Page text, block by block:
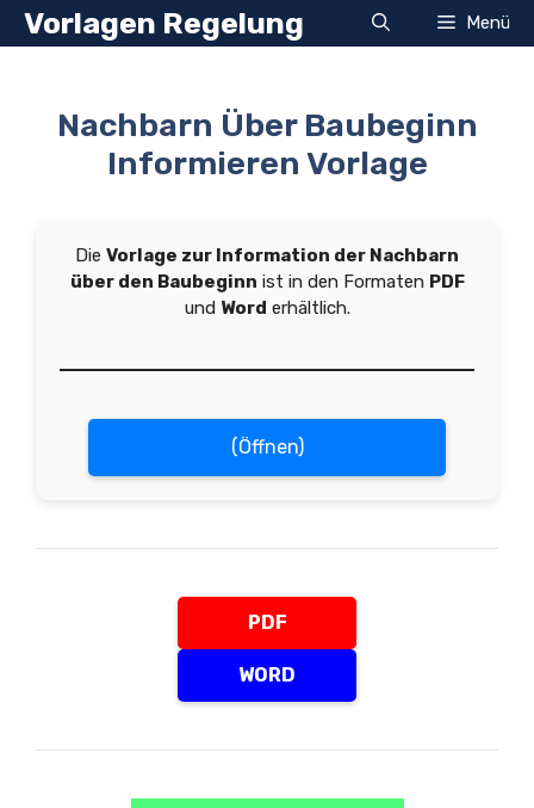
Zum
InhaltVorlagen Regelung Menü
Nachbarn Über Baubeginn
Informieren Vorlage
Die Vorlage zur Information der Nachbarn
über den Baubeginn ist in den Formaten PDF
und Word erhältlich.
(Öffnen)
PDF
WORD